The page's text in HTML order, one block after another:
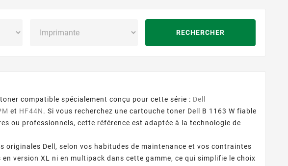
RECHERCHER
compatible spécialement conçu pour cette série : Dell
et HF44N. Si vous recherchez une cartouche toner Dell B 1163 W fiable
ou professionnels, cette référence est adaptée à la technologie de
originales Dell, selon vos habitudes de maintenance et vos contraintes
version XL ni en multipack dans cette gamme, ce qui simplifie le choix